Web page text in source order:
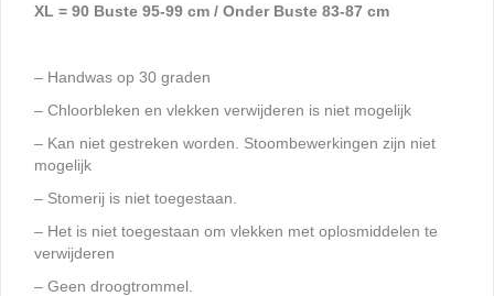
XL = 90 Buste 95-99 cm / Onder Buste 83-87 cm
– Handwas op 30 graden
– Chloorbleken en vlekken verwijderen is niet mogelijk
– Kan niet gestreken worden. Stoombewerkingen zijn niet
mogelijk
– Stomerij is niet toegestaan.
– Het is niet toegestaan ​​om vlekken met oplosmiddelen te
verwijderen
– Geen droogtrommel.